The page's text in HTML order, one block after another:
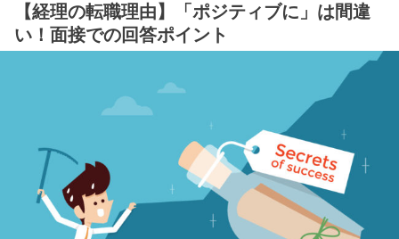
【経理の転職理由】「ポジティブに」は間違
い！面接での回答ポイント